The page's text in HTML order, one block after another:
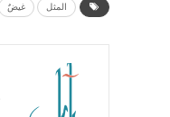
المثل غيضٌ